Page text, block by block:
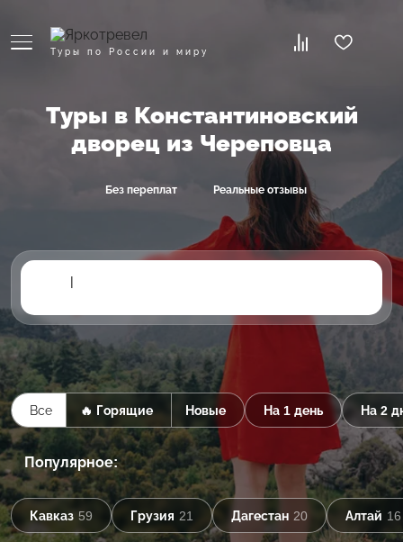
Туры по России и миру
Туры в Константиновский
дворец из Череповца
Без переплат Реальные отзывы
|
Все 🔥 Горящие Новые На 1 день На 2
Популярное:
Кавказ 59 Грузия 21 Дагестан 20 Алтай 16